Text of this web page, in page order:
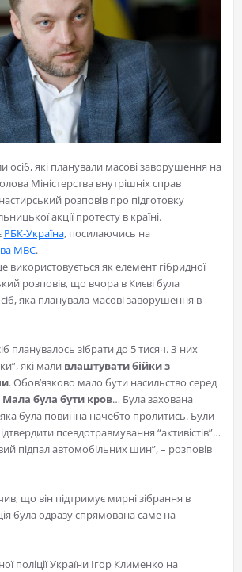
осіб, які планували масові заворушення на
Міністерства внутрішніх справ
розповів про підготовку
акції протесту в країні.
РБК-Україна, посилаючись на
МВС.
використовується як елемент гібридної
розповів, що вчора в Києві була
яка планувала масові заворушення в
планувалось зібрати до 5 тисяч. З них
які мали влаштувати бійки з
. Обов’язково мало бути насильство серед
Мала була бути кров… Була захована
була повинна начебто пролитись. Були
псевдотравмування “активістів”…
підпал автомобільних шин”, – розповів
що він підтримує мирні зібрання в
була одразу спрямована саме на
поліції України Ігор Клименко на